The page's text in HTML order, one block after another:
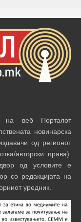
на веб Порталот
новинарска
од регионот
авторски права).
од условите е
со редакцијата на
уредник.